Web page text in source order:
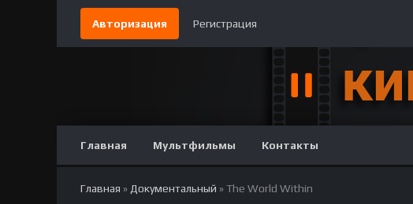
Авторизация Регистрация
Главная Мультфильмы Контакты
Главная » Документальный » The World Within